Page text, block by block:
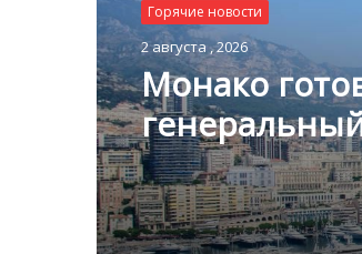
Горячие новости
2 августа , 2026
Монако
развития:
Княжестве